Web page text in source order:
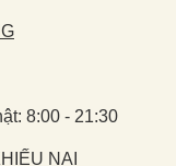
8:00 - 21:30
NẠI